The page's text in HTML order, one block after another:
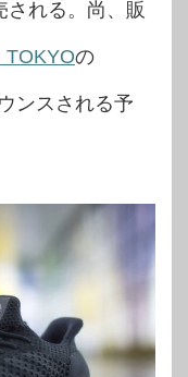
される。尚、販
TOKYOの
ンスされる予